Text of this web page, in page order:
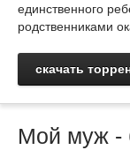
единственного
родственниками
скачать
Мой муж -